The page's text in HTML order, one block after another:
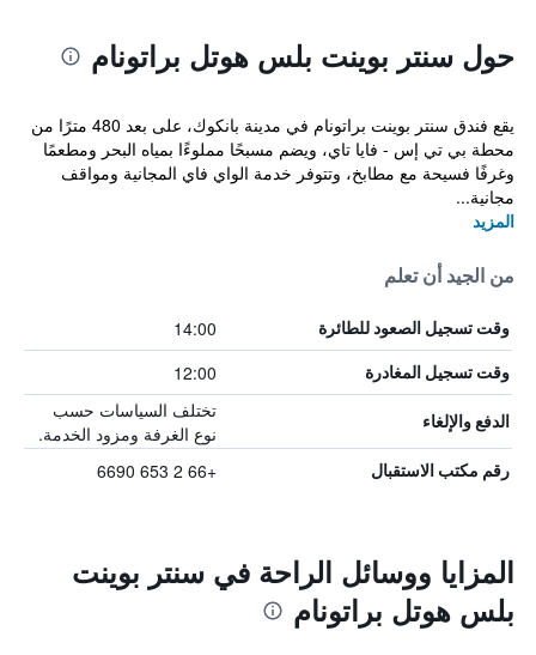
حول سنتر بوينت بلس هوتل براتونام
يقع فندق سنتر بوينت براتونام في مدينة بانكوك، على بعد 480 مترًا من
محطة بي تي إس - فايا تاي، ويضم مسبحًا مملوءًا بمياه البحر ومطعمًا
وغرفًا فسيحة مع مطابخ، وتتوفر خدمة الواي فاي المجانية ومواقف
مجانية...
المزيد
من الجيد أن تعلم
وقت تسجيل الصعود للطائرة 14:00
وقت تسجيل المغادرة 12:00
الدفع والإلغاء
تختلف السياسات حسب
نوع الغرفة ومزود الخدمة.
رقم مكتب الاستقبال +66 2 653 6690
المزايا ووسائل الراحة في سنتر بوينت
بلس هوتل براتونام